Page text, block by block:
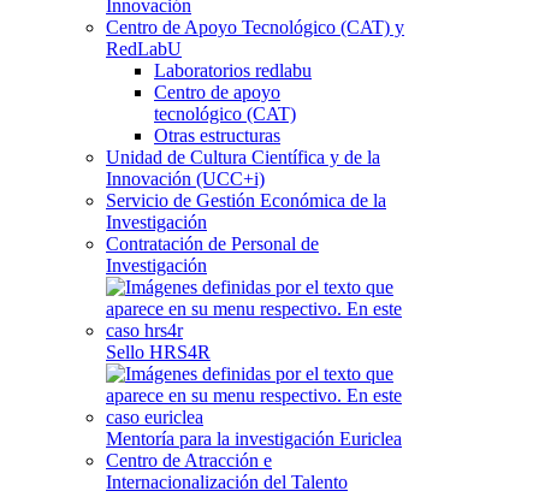
Innovación
Centro de Apoyo Tecnológico (CAT) y
RedLabU
Laboratorios redlabu
Centro de apoyo
tecnológico (CAT)
Otras estructuras
Unidad de Cultura Científica y de la
Innovación (UCC+i)
Servicio de Gestión Económica de la
Investigación
Contratación de Personal de
Investigación
Sello HRS4R
Mentoría para la investigación Euriclea
Centro de Atracción e
Internacionalización del Talento